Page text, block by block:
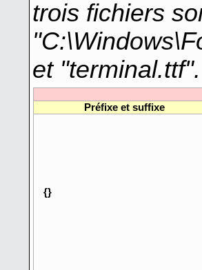
trois fichiers
et "terminal.ttf".
Préfixe et suffixe
{}